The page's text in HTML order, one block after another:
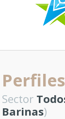
Sector
Barinas)